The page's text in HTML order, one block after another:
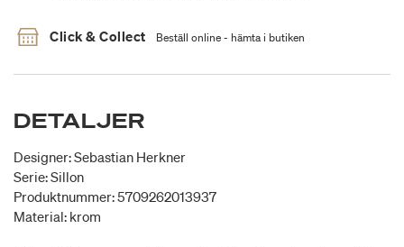
Click & Collect Beställ online - hämta i butiken
DETALJER
Designer: Sebastian Herkner
Serie: Sillon
Produktnummer: 5709262013937
Material: krom